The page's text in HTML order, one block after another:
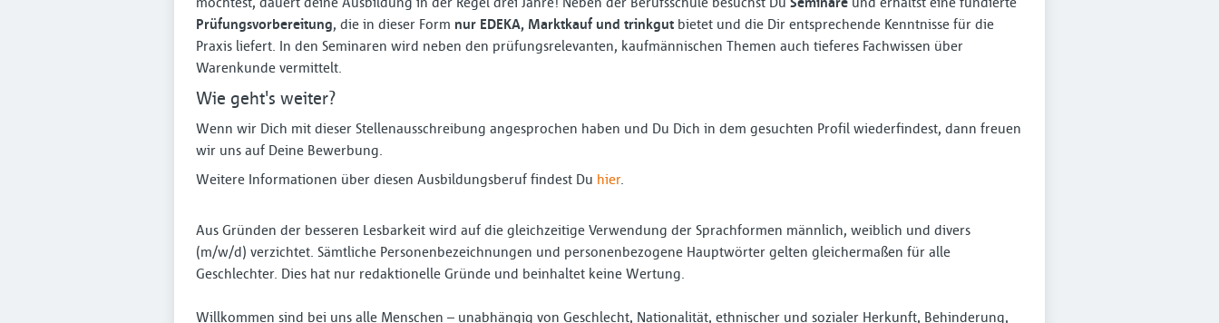
Prüfungsvorbereitung, die in dieser Form nur EDEKA, Marktkauf und trinkgut bietet und die Dir entsprechende Kenntnisse für die
Praxis liefert. In den Seminaren wird neben den prüfungsrelevanten, kaufmännischen Themen auch tieferes Fachwissen über
Warenkunde vermittelt.
Wie geht's weiter?
Wenn wir Dich mit dieser Stellenausschreibung angesprochen haben und Du Dich in dem gesuchten Profil wiederfindest, dann freuen
wir uns auf Deine Bewerbung.
Weitere Informationen über diesen Ausbildungsberuf findest Du hier.
Aus Gründen der besseren Lesbarkeit wird auf die gleichzeitige Verwendung der Sprachformen männlich, weiblich und divers
(m/w/d) verzichtet. Sämtliche Personenbezeichnungen und personenbezogene Hauptwörter gelten gleichermaßen für alle
Geschlechter. Dies hat nur redaktionelle Gründe und beinhaltet keine Wertung.
Willkommen sind bei uns alle Menschen – unabhängig von Geschlecht, Nationalität, ethnischer und sozialer Herkunft, Behinderung,